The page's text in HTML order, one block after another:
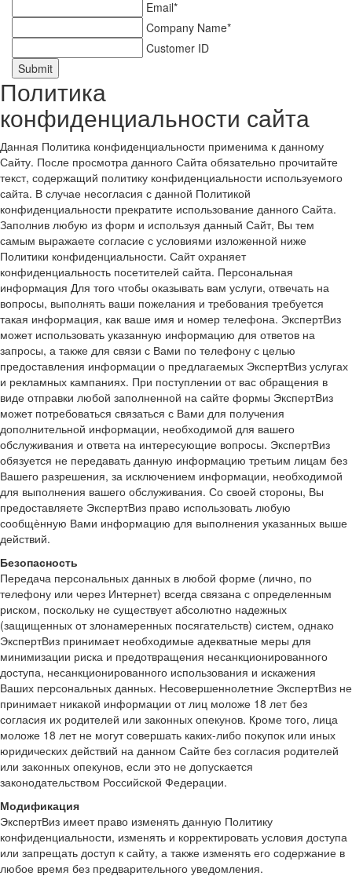
Email*
Company Name*
Customer ID
Submit
Политика
конфиденциальности сайта
Данная Политика конфиденциальности применима к данному
Сайту. После просмотра данного Сайта обязательно прочитайте
текст, содержащий политику конфиденциальности используемого
сайта. В случае несогласия с данной Политикой
конфиденциальности прекратите использование данного Сайта.
Заполнив любую из форм и используя данный Сайт, Вы тем
самым выражаете согласие с условиями изложенной ниже
Политики конфиденциальности. Сайт охраняет
конфиденциальность посетителей сайта. Персональная
информация Для того чтобы оказывать вам услуги, отвечать на
вопросы, выполнять ваши пожелания и требования требуется
такая информация, как ваше имя и номер телефона. ЭкспертВиз
может использовать указанную информацию для ответов на
запросы, а также для связи с Вами по телефону с целью
предоставления информации о предлагаемых ЭкспертВиз услугах
и рекламных кампаниях. При поступлении от вас обращения в
виде отправки любой заполненной на сайте формы ЭкспертВиз
может потребоваться связаться с Вами для получения
дополнительной информации, необходимой для вашего
обслуживания и ответа на интересующие вопросы. ЭкспертВиз
обязуется не передавать данную информацию третьим лицам без
Вашего разрешения, за исключением информации, необходимой
для выполнения вашего обслуживания. Со своей стороны, Вы
предоставляете ЭкспертВиз право использовать любую
сообщѐнную Вами информацию для выполнения указанных выше
действий.
Безопасность
Передача персональных данных в любой форме (лично, по
телефону или через Интернет) всегда связана с определенным
риском, поскольку не существует абсолютно надежных
(защищенных от злонамеренных посягательств) систем, однако
ЭкспертВиз принимает необходимые адекватные меры для
минимизации риска и предотвращения несанкционированного
доступа, несанкционированного использования и искажения
Ваших персональных данных. Несовершеннолетние ЭкспертВиз не
принимает никакой информации от лиц моложе 18 лет без
согласия их родителей или законных опекунов. Кроме того, лица
моложе 18 лет не могут совершать каких-либо покупок или иных
юридических действий на данном Сайте без согласия родителей
или законных опекунов, если это не допускается
законодательством Российской Федерации.
Модификация
ЭкспертВиз имеет право изменять данную Политику
конфиденциальности, изменять и корректировать условия доступа
или запрещать доступ к сайту, а также изменять его содержание в
любое время без предварительного уведомления.